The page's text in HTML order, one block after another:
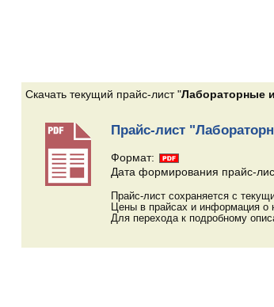
Скачать текущий прайс-лист "Лабораторные
Прайс-лист
Формат:
Дата формирования прайс-
Прайс-лист сохраняется с
Цены в прайсах и информация о
Для перехода к подробному